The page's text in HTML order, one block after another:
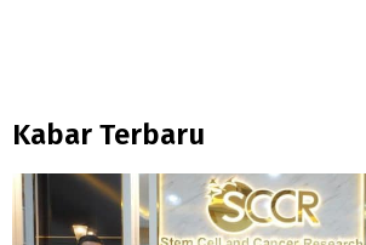
Kabar Terbaru